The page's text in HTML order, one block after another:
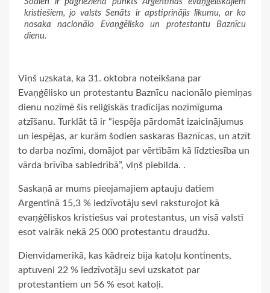
kristiešiem, jo valsts Senāts ir apstiprinājis likumu, ar ko
nosaka nacionālo Evaņģēlisko un protestantu Baznīcu
dienu.
Viņš uzskata, ka 31. oktobra noteikšana par
Evaņģēlisko un protestantu Baznīcu nacionālo piemiņas
dienu nozīmē šīs reliģiskās tradīcijas nozīmīguma
atzīšanu. Turklāt tā ir “iespēja pārdomāt izaicinājumus
un iespējas, ar kurām šodien saskaras Baznīcas, un atzīt
to darba nozīmi, domājot par vērtībām kā līdztiesība un
vārda brīvība sabiedrībā”, viņš piebilda. .
Saskaņā ar mums pieejamajiem aptauju datiem
Argentīnā 15,3 % iedzīvotāju sevi raksturojot kā
evaņģēliskos kristiešus vai protestantus, un visā valstī
esot vairāk nekā 25 000 protestantu draudžu.
Dienvidamerikā, kas kādreiz bija katoļu kontinents,
aptuveni 22 % iedzīvotāju sevi uzskatot par
protestantiem un 56 % esot katoļi.